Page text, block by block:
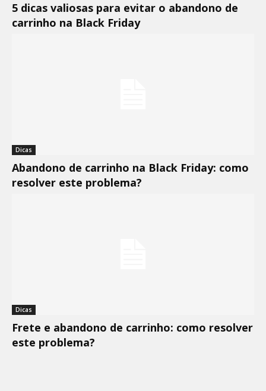
5 dicas valiosas para evitar o abandono de
carrinho na Black Friday
Dicas
Abandono de carrinho na Black Friday: como
resolver este problema?
Dicas
Frete e abandono de carrinho: como resolver
este problema?